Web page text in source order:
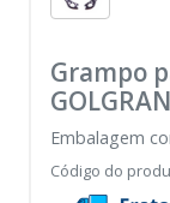
Grampo
GOLGRAN
Embalagem
Código do